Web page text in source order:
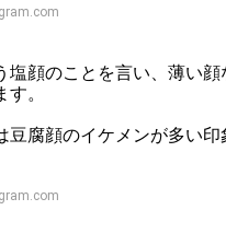
塩顔のことを言い、薄い顔
。
豆腐顔のイケメンが多い